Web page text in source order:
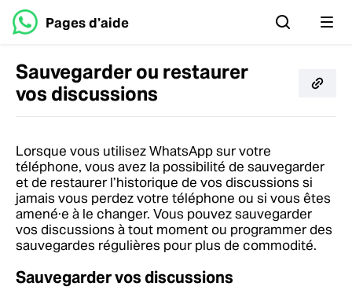
Pages d’aide
Sauvegarder ou restaurer
vos discussions
Lorsque vous utilisez WhatsApp sur votre
téléphone, vous avez la possibilité de sauvegarder
et de restaurer l’historique de vos discussions si
jamais vous perdez votre téléphone ou si vous êtes
amené·e à le changer. Vous pouvez sauvegarder
vos discussions à tout moment ou programmer des
sauvegardes régulières pour plus de commodité.
Sauvegarder vos discussions